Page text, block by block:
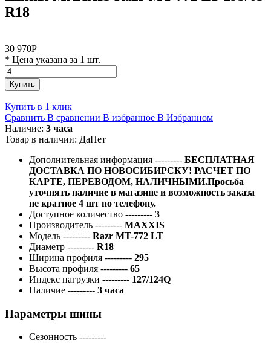
R18
30 970Р
* Цена указана за 1 шт.
Купить
Купить в 1 клик
Сравнить В сравнении В избранное В Избранном
Наличие: 3 часа
Товар в наличии: ДаНет
Дополнительная информация --------- БЕСПЛАТНАЯ
ДОСТАВКА ПО НОВОСИБИРСКУ! РАСЧЕТ ПО
КАРТЕ, ПЕРЕВОДОМ, НАЛИЧНЫМИ.Просьба
уточнять наличие в магазине и возможность заказа
не кратное 4 шт по телефону.
Доступное количество --------- 3
Производитель --------- MAXXIS
Модель --------- Razr MT-772 LT
Диаметр --------- R18
Ширина профиля --------- 295
Высота профиля --------- 65
Индекс нагрузки --------- 127/124Q
Наличие --------- 3 часа
Параметры шины
Сезонность ---------